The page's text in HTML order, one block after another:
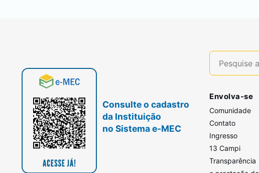
Consulte o cadastro
da Instituição
no Sistema e-MEC
Envolva-se
Comunidade
Contato
Ingresso
13 Campi
Transparência